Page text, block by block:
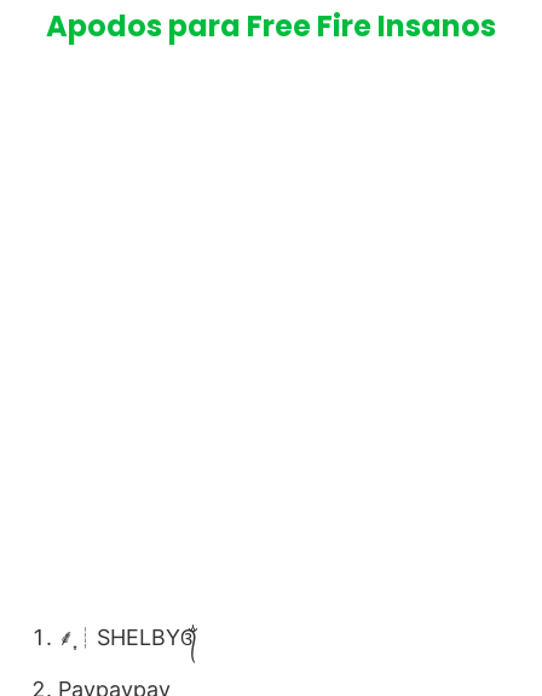
Apodos para Free Fire Insanos
⸙͎ㅤ┊SHELBYㅤ᭕ᬁ
Paypaypay